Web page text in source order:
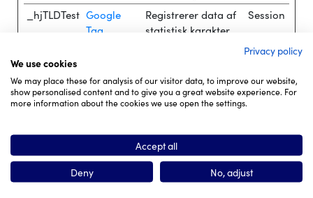
_hjTLDTest Google
Tag
Registrerer data af
statistisk karakter
hjemmesiden.
Benyttes til intern
analyse
Session
Id
Tag
Manager
Sætter et unikt ID
for det aktuelle
Privacy policy
We use cookies
We may place these for analysis of our visitor data, to improve our website,
show personalised content and to give you a great website experience. For
more information about the cookies we use open the settings.
Accept all
Deny
No, adjust